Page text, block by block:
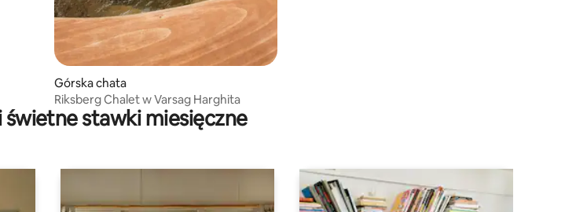
Górska chata
Riksberg Chalet w Varsag Harghita
stawki miesięczne